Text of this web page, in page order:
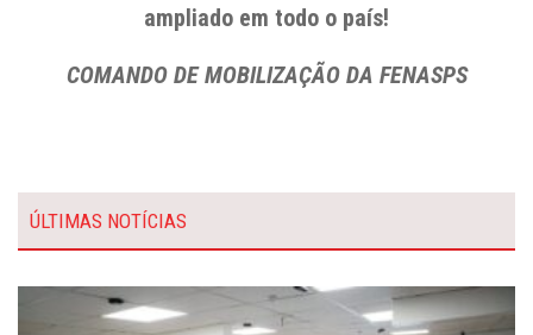
ampliado em todo o país!
COMANDO DE MOBILIZAÇÃO DA FENASPS
ÚLTIMAS NOTÍCIAS